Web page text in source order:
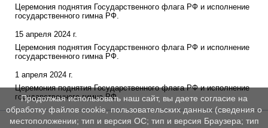
Церемония поднятия Государственного флага РФ и исполнение
государственного гимна РФ.
15 апреля 2024 г.
Церемония поднятия Государственного флага РФ и исполнение
государственного гимна РФ.
1 апреля 2024 г.
Церемония поднятия Государственного флага РФ и исполнение
государственного гимна РФ.
Продолжая использовать наш сайт, вы даете согласие на
обработку файлов cookie, пользовательских данных (сведения о
местоположении; тип и версия ОС; тип и версия Браузера; тип